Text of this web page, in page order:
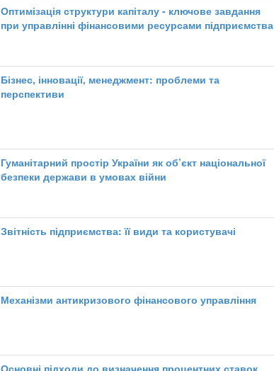
Оптимізація структури капіталу - ключове завдання
при управлінні фінансовими ресурсами підприємства
Бізнес, інновації, менеджмент: проблеми та
перспективи
Гуманітарний простір України як об’єкт національної
безпеки держави в умовах війни
Звітність підприємства: її види та користувачі
Механізми антикризового фінансового управління